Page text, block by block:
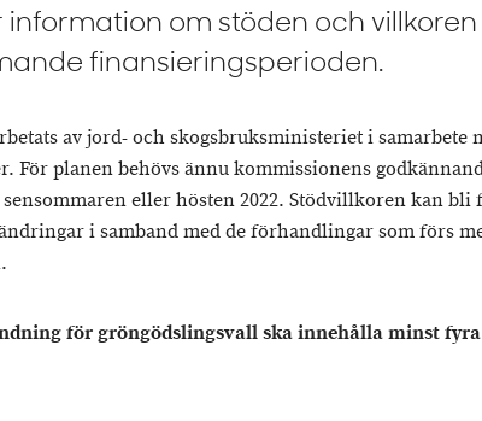
information om stöden och
finansieringsperioden.
av jord- och skogsbruksministeriet i samarbete
För planen behövs ännu kommissionens
sensommaren eller hösten 2022. Stödvillkoren kan bli
i samband med de förhandlingar som förs
för gröngödslingsvall ska innehålla minst fyra